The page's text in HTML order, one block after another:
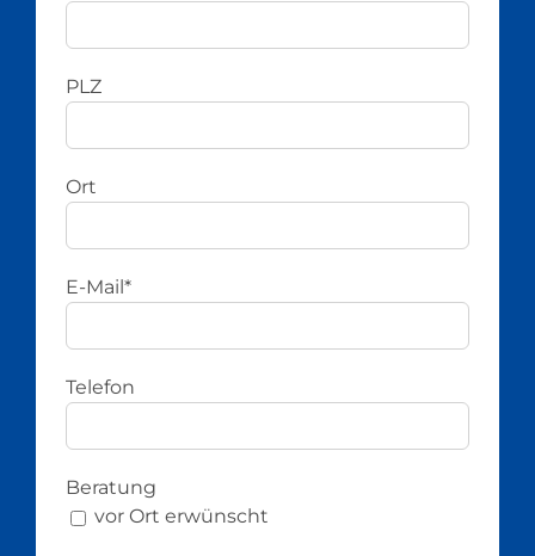
PLZ
Ort
E-Mail*
Telefon
Beratung
vor Ort erwünscht